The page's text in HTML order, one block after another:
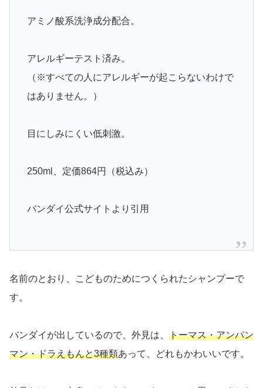
アミノ酸系洗浄成分配合。
アレルギーテスト済み。
（※すべての人にアレルギーが起こらないわけで
はありません。）
目にしみにくい低刺激。
250ml、定価864円（税込み）
バンダイ公式サイトより引用
名前のとおり、こどものためにつくられたシャンプーで
す。
バンダイが出しているので、外見は、 トーマス・アンパン
マン・ドラえもんと3種類あって、どれもかわいいです。